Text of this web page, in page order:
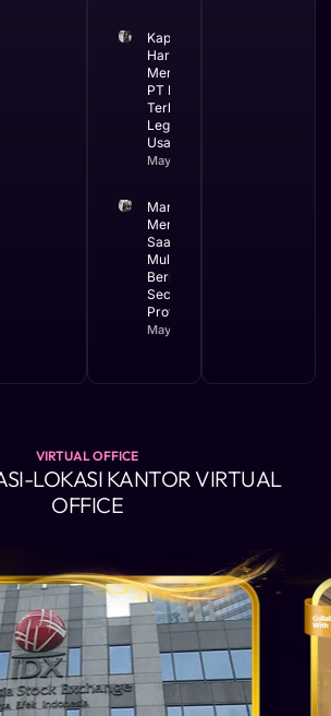
Kapan Bisnis
Harus
Menggunakan
PT Ini Waktu
Terbaik
Legalitas
Usaha
May 12, 2026
Manfaat
Membuat PT
Saat Bisnis
Mulai
Berkembang
Secara
Profesional
May 11, 2026
VIRTUAL OFFICE
LOKASI KANTOR VIRTUAL
OFFICE